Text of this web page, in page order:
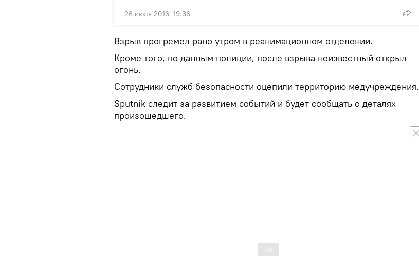
26 июля 2016, 19:36
Взрыв прогремел рано утром в реанимационном отделении.
Кроме того, по данным полиции, после взрыва неизвестный открыл
огонь.
Сотрудники служб безопасности оцепили территорию медучреждения.
Sputnik следит за развитием событий и будет сообщать о деталях
произошедшего.